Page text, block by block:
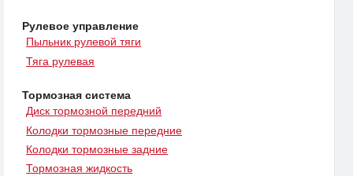
Рулевое управление
Пыльник рулевой тяги
Тяга рулевая
Тормозная система
Диск тормозной передний
Колодки тормозные передние
Колодки тормозные задние
Тормозная жидкость